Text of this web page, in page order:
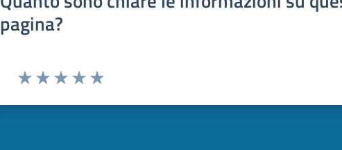
pagina?